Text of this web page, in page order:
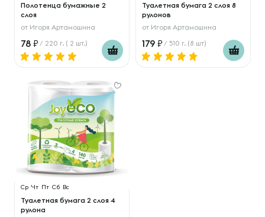
Полотенца бумажные 2
слоя
от Игоря Артамошина
78 / 220 г. ( 2 шт.)
Туалетная бумага 2 слоя 8
рулонов
от Игоря Артамошина
179 / 510 г. (8 шт)
Ср Чт Пт Сб Вс
Туалетная бумага 2 слоя 4
рулона